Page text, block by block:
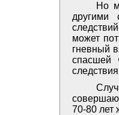
Но
другими
может
гневный
спасшей
70-80 лет